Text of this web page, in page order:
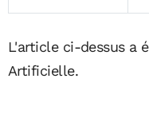
L'article ci-dessus a
Artificielle.